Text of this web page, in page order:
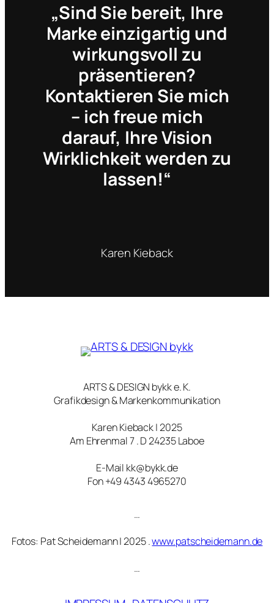
„Sind Sie bereit, Ihre
Marke einzigartig und
wirkungsvoll zu
präsentieren?
Kontaktieren Sie mich
– ich freue mich
darauf, Ihre Vision
Wirklichkeit werden zu
lassen!“
Karen Kieback
ARTS & DESIGN bykk e. K.
Grafikdesign & Markenkommunikation
Karen Kieback | 2025
Am Ehrenmal 7 . D 24235 Laboe
E-Mail kk@bykk.de
Fon +49 4343 4965270
…
Fotos: Pat Scheidemann | 2025 .www.patscheidemann.de
…